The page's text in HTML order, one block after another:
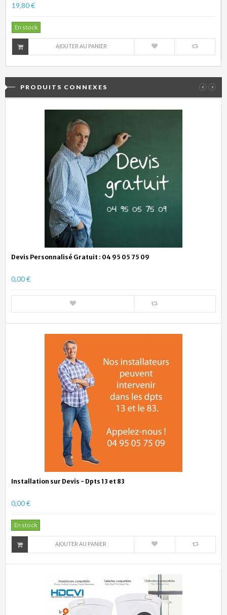
19,80 €
En stock
AJOUTER AU PANIER
PRODUITS CONNEXES ‹ ›
Devis Personnalisé Gratuit : 04 95 05 75 09
0,00 €
Installation sur Devis - Dpts 13 et 83
0,00 €
En stock
AJOUTER AU PANIER